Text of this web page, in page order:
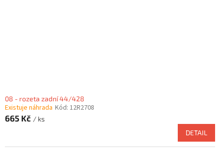
08 - rozeta zadní 44/428
Existuje náhrada Kód: 12R2708
665 Kč / ks
DETAIL